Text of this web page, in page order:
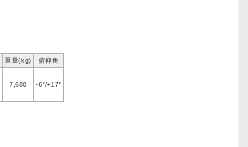
重量(kg) 俯仰角
7,680 -6°/+17°